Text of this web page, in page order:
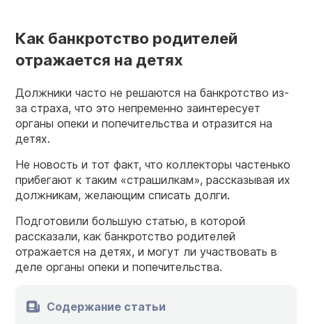
Как банкротство родителей
отражается на детях
Должники часто не решаются на банкротство из-
за страха, что это непременно заинтересует
органы опеки и попечительства и отразится на
детях.
Не новость и тот факт, что коллекторы частенько
прибегают к таким «страшилкам», рассказывая их
должникам, желающим списать долги.
Подготовили большую статью, в которой
рассказали, как банкротство родителей
отражается на детях, и могут ли участвовать в
деле органы опеки и попечительства.
Содержание статьи